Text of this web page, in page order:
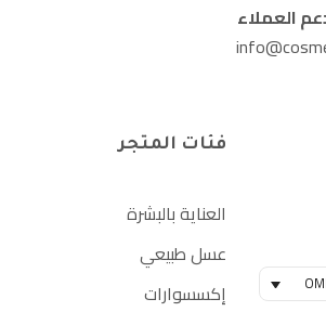
العملاء
فئات المتجر
العناية بالبشرة
عسل طبيعي
إكسسوارات